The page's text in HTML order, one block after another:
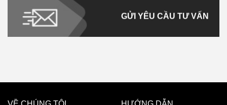
GỬI YÊU CẦU TƯ VẤN